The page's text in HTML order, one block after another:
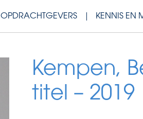
OPDRACHTGEVERS KENNIS EN
Kempen,
titel – 2019